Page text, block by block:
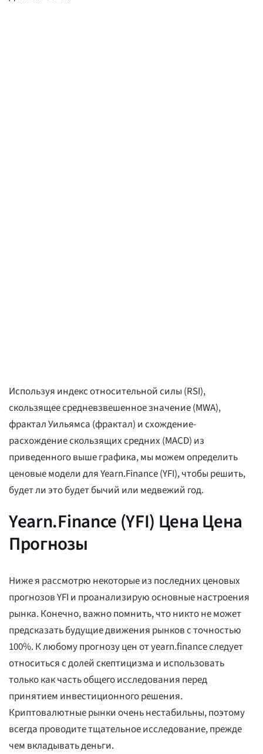
Используя индекс относительной силы (RSI),
скользящее средневзвешенное значение (MWA),
фрактал Уильямса (фрактал) и схождение-
расхождение скользящих средних (MACD) из
приведенного выше графика, мы можем определить
ценовые модели для Yearn.Finance (YFI), чтобы решить,
будет ли это будет бычий или медвежий год.
Yearn.Finance (YFI) Цена Цена
Прогнозы
Ниже я рассмотрю некоторые из последних ценовых
прогнозов YFI и проанализирую основные настроения
рынка. Конечно, важно помнить, что никто не может
предсказать будущие движения рынков с точностью
100%. К любому прогнозу цен от yearn.finance следует
относиться с долей скептицизма и использовать
только как часть общего исследования перед
принятием инвестиционного решения.
Криптовалютные рынки очень нестабильны, поэтому
всегда проводите тщательное исследование, прежде
чем вкладывать деньги.